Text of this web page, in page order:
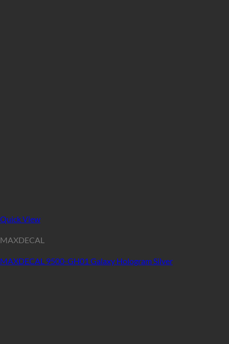
Quick View
MAXDECAL
MAXDECAL 9500-GH01 Galaxy Hologram Silver